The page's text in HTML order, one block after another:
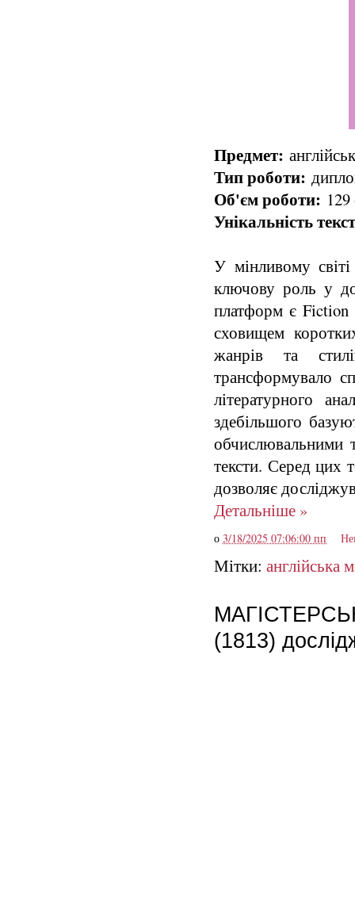
Предмет:
Тип роботи:
Об'єм роботи:
Унікальність
У мінливому
ключову роль у
платформ є Fiction
сховищем
жанрів та
трансформувало
літературного
здебільшого
обчислювальними
тексти. Серед цих
дозволяє
Детальніше »
о 3/18/2025 07:06:00 пп
Мітки: англійська
(1813)